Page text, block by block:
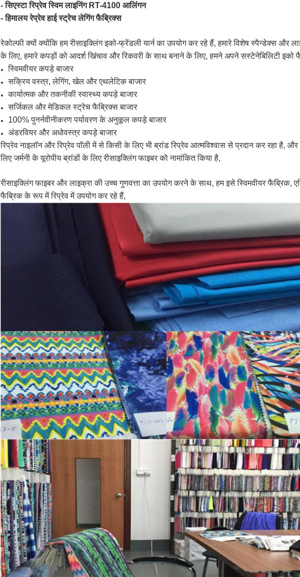
- सिएस्टा रिप्रेव स्विम लाइनिंग RT-4100 आलिंगन
- हिमालय रेप्रेव हाई स्ट्रेच लेगिंग फैब्रिक्स
रेकोल्फी क्यों क्योंकि हम रीसाइक्लिंग इको-फ्रेंडली यार्न का उपयोग कर रहे हैं, हमारे विशेष स्पैन्डेक्स और
के लिए, हमारे कपड़ों को आदर्श खिंचाव और रिकवरी के साथ बनाने के लिए, हमने अपने सस्टेनेबिलिटी इको
स्विमवीयर कपड़े बाजार
सक्रिय वस्त्र, लेगिंग, खेल और एथलेटिक बाजार
कार्यात्मक और तकनीकी स्वास्थ्य कपड़े बाजार
सर्जिकल और मेडिकल स्ट्रेच फैब्रिक्स बाजार
100% पुनर्नवीनीकरण पर्यावरण के अनुकूल कपड़े बाजार
अंडरवियर और अधोवस्त्र कपड़े बाजार
रिप्रेव नाइलॉन और रिप्रेव पॉली में से किसी के लिए भी ब्रांड रिप्रेव आत्मविश्वास से प्रदान कर रहा है,
लिए जर्मनी के यूरोपीय ब्रांडों के लिए रीसाइक्लिंग फाइबर को नामांकित किया है,
रीसाइक्लिंग फाइबर और लाइक्रा की उच्च गुणवत्ता का उपयोग करने के साथ, हम इसे स्विमवीयर फैब्रिक,
फैब्रिक के रूप में रिप्रेव में उपयोग कर रहे हैं,